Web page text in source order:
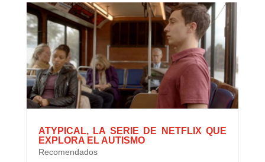
ATYPICAL, LA SERIE DE NETFLIX QUE
EXPLORA EL AUTISMO
Recomendados